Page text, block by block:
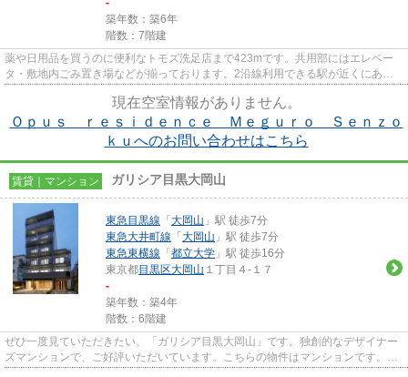
-
築年数：築6年
階数：7階建
薬や日用品を買うのに便利なトモズ洗足店まで423mです。共用部にはエレベー
タ・敷地内ごみ置き場などが揃っております。2沿線利用できる駅が近くにあ
現在空室情報がありません。
Ｏｐｕｓ ｒｅｓｉｄｅｎｃｅ Ｍｅｇｕｒｏ Ｓｅｎｚｏ
ｋｕへのお問い合わせはこちら
賃貸｜マンション ガリシア目黒大岡山
東急目黒線 「 大岡山 」駅 徒歩7分
東急大井町線 「 大岡山 」駅 徒歩7分
東急東横線 「 都立大学 」駅 徒歩16分
東京都目黒区大岡山 １丁目４-１７
-
築年数：築4年
階数：6階建
ぜひ一度見ていただきたい、「ガリシア目黒大岡山」です。独創的なデザイナー
ズマンションで、ご好評いただいています。こちらの物件はマンションです。令